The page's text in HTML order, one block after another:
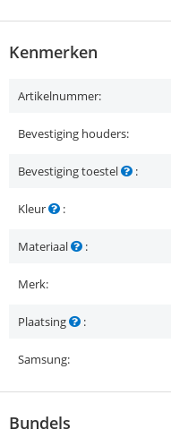
Kenmerken
Artikelnummer:
Bevestiging houders:
Bevestiging toestel :
Kleur :
Materiaal :
Merk:
Plaatsing :
Samsung:
Bundels